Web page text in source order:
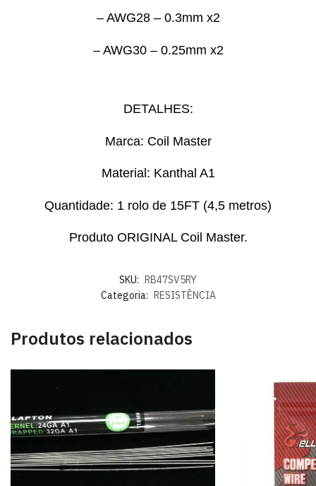
– AWG28 – 0.3mm x2
– AWG30 – 0.25mm x2
DETALHES:
Marca: Coil Master
Material: Kanthal A1
Quantidade: 1 rolo de 15FT (4,5 metros)
Produto ORIGINAL Coil Master.
SKU: RB47SV5RY
Categoria: RESISTÊNCIA
Produtos relacionados